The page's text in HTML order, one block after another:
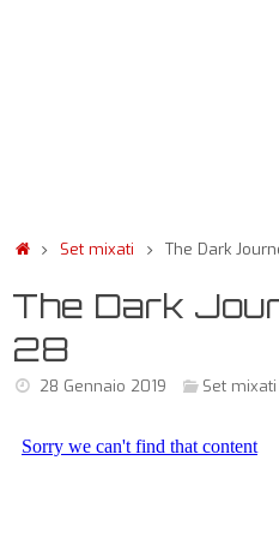
Set mixati The Dark
The Dark
28
28 Gennaio 2019 Set mixati